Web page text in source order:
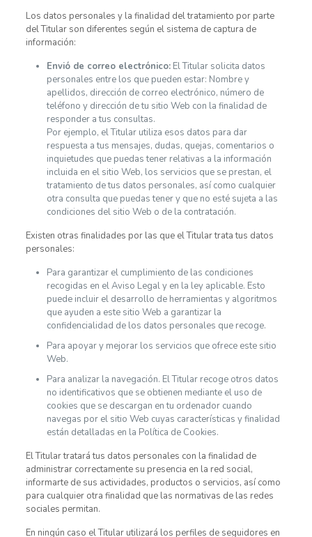
Los datos personales y la finalidad del tratamiento por parte
del Titular son diferentes según el sistema de captura de
información:
Envió de correo electrónico:El Titular solicita datos
personales entre los que pueden estar: Nombre y
apellidos, dirección de correo electrónico, número de
teléfono y dirección de tu sitio Web con la finalidad de
responder a tus consultas.
Por ejemplo, el Titular utiliza esos datos para dar
respuesta a tus mensajes, dudas, quejas, comentarios o
inquietudes que puedas tener relativas a la información
incluida en el sitio Web, los servicios que se prestan, el
tratamiento de tus datos personales, así como cualquier
otra consulta que puedas tener y que no esté sujeta a las
condiciones del sitio Web o de la contratación.
Existen otras finalidades por las que el Titular trata tus datos
personales:
Para garantizar el cumplimiento de las condiciones
recogidas en el Aviso Legal y en la ley aplicable. Esto
puede incluir el desarrollo de herramientas y algoritmos
que ayuden a este sitio Web a garantizar la
confidencialidad de los datos personales que recoge.
Para apoyar y mejorar los servicios que ofrece este sitio
Web.
Para analizar la navegación. El Titular recoge otros datos
no identificativos que se obtienen mediante el uso de
cookies que se descargan en tu ordenador cuando
navegas por el sitio Web cuyas características y finalidad
están detalladas en la Política de Cookies.
El Titular tratará tus datos personales con la finalidad de
administrar correctamente su presencia en la red social,
informarte de sus actividades, productos o servicios, así como
para cualquier otra finalidad que las normativas de las redes
sociales permitan.
En ningún caso el Titular utilizará los perfiles de seguidores en